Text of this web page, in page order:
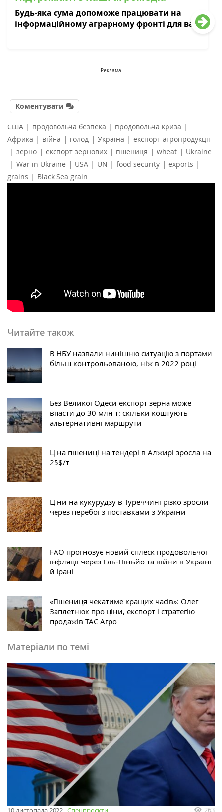
Будь-яка сума допоможе працювати на
інформаційному аграрному фронті для вас
Реклама
Коментувати
США | продовольча безпека | продовольча криза |
Африка | війна | голод | Україна | експорт агропродукції
| зерно | експорт зернових | пшениця | wheat | Ukraine
| War in Ukraine | USA | UN | food security | exports |
grains | Black Sea grain
Читайте також
В НБУ назвали нинішню ситуацію з портами
більш контрольованою, ніж в 2022 році
Без Великої Одеси експорт зерна може
впасти до 30 млн т: скільки коштують
альтернативні маршрути
Ціна пшениці на тендері в Алжирі зросла на
25$/т
Ціни на кукурудзу в Туреччині різко зросли
через перебої з поставками з України
FAO прогнозує новий сплеск продовольчої
інфляції через Ель-Ніньйо та війни в Україні
й Ірані
«Пшениця чекатиме кращих часів»: Олег
Заплетнюк про ціни, експорт і стратегію
продажів ТАС Агро
Матеріали по темі
10 листопада 2022 Спецпроєкти 263